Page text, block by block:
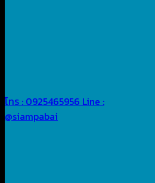
โทร : 0925465956 Line :
@siampabai